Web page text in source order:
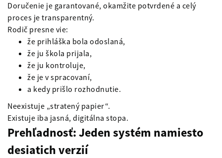
Doručenie je garantované, okamžite potvrdené a celý
proces je transparentný.
Rodič presne vie:
že prihláška bola odoslaná,
že ju škola prijala,
že ju kontroluje,
že je v spracovaní,
a kedy prišlo rozhodnutie.
Neexistuje „stratený papier“.
Existuje iba jasná, digitálna stopa.
Prehľadnosť: Jeden systém namiesto
desiatich verzií